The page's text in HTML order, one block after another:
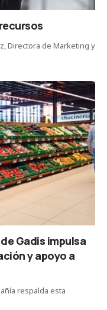
Directora de Marketing y
Gadis impulsa
y apoyo a
respalda esta